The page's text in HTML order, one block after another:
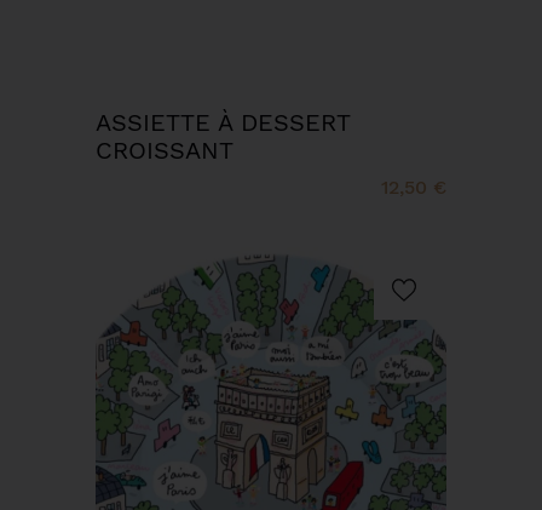
ASSIETTE À DESSERT
CROISSANT
12,50 €